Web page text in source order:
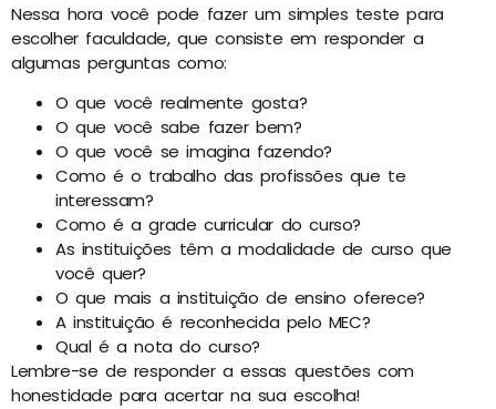
Nessa hora você pode fazer um simples teste para
escolher faculdade, que consiste em responder a
algumas perguntas como:
O que você realmente gosta?
O que você sabe fazer bem?
O que você se imagina fazendo?
Como é o trabalho das profissões que te
interessam?
Como é a grade curricular do curso?
As instituições têm a modalidade de curso que
você quer?
O que mais a instituição de ensino oferece?
A instituição é reconhecida pelo MEC?
Qual é a nota do curso?
Lembre-se de responder a essas questões com
honestidade para acertar na sua escolha!